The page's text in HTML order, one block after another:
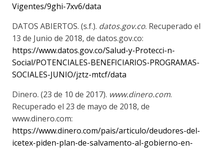
Vigentes/9ghi-7xv6/data
DATOS ABIERTOS. (s.f.). datos.gov.co. Recuperado el
13 de Junio de 2018, de datos.gov.co:
https://www.datos.gov.co/Salud-y-Protecci-n-
Social/POTENCIALES-BENEFICIARIOS-PROGRAMAS-
SOCIALES-JUNIO/jztz-mtcf/data
Dinero. (23 de 10 de 2017). www.dinero.com.
Recuperado el 23 de mayo de 2018, de
www.dinero.com:
https://www.dinero.com/pais/articulo/deudores-del-
icetex-piden-plan-de-salvamento-al-gobierno-en-